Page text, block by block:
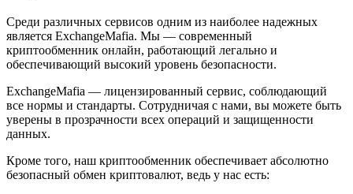
Среди различных сервисов одним из наиболее надежных
является ExchangeMafia. Мы — современный
криптообменник онлайн, работающий легально и
обеспечивающий высокий уровень безопасности.
ExchangeMafia — лицензированный сервис, соблюдающий
все нормы и стандарты. Сотрудничая с нами, вы можете быть
уверены в прозрачности всех операций и защищенности
данных.
Кроме того, наш криптообменник обеспечивает абсолютно
безопасный обмен криптовалют, ведь у нас есть: